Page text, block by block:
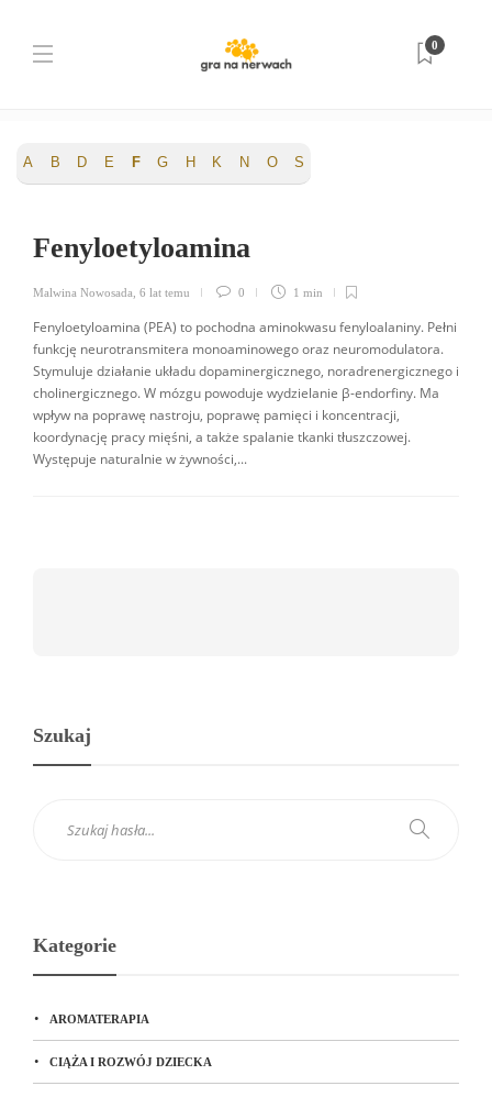
0
Neuroprzekaźniki
A B D E F G H K N O S
Fenyloetyloamina
Malwina Nowosada 6 lat temu 0 1 min
Fenyloetyloamina (PEA) to pochodna aminokwasu fenyloalaniny. Pełni
funkcję neurotransmitera monoaminowego oraz neuromodulatora.
Stymuluje działanie układu dopaminergicznego, noradrenergicznego i
cholinergicznego. W mózgu powoduje wydzielanie β-endorfiny. Ma
wpływ na poprawę nastroju, poprawę pamięci i koncentracji,
koordynację pracy mięśni, a także spalanie tkanki tłuszczowej.
Występuje naturalnie w żywności,...
Szukaj
Kategorie
AROMATERAPIA
CIĄŻA I ROZWÓJ DZIECKA